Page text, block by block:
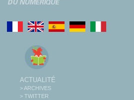
ACTUALITÉ
> ARCHIVES
> TWITTER